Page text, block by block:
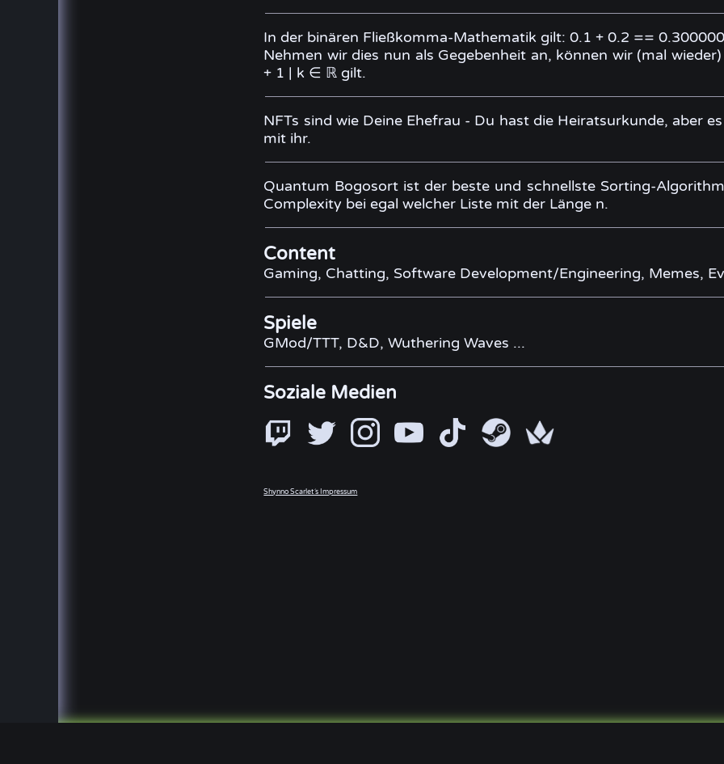
In der binären Fließkomma-Mathematik gilt: 0.1 + 0.2 ==
Nehmen wir dies nun als Gegebenheit an, können wir (mal
+ 1 | k ∈ ℝ gilt.
NFTs sind wie Deine Ehefrau - Du hast die Heiratsurkunde, aber
mit ihr.
Quantum Bogosort ist der beste und schnellste Sorting-
Complexity bei egal welcher Liste mit der Länge n.
Content
Gaming, Chatting, Software Development/Engineering, Memes,
Spiele
GMod/TTT, D&D, Wuthering Waves ...
Soziale Medien
Shynno Scarlet´s Impressum